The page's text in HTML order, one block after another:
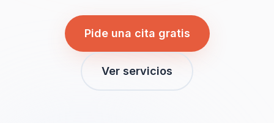
Pide una cita gratis
Ver servicios